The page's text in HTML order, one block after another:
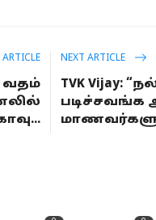
ARTICLE
வதம்
NEXT ARTICLE
TVK Vijay:
படிச்சவங்க